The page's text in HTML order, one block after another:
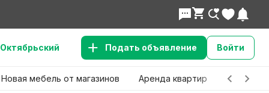
Октябрьский Подать объявление Войти
Новая мебель от магазинов Аренда квартир Детские